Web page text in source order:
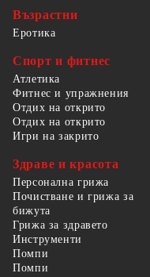
Възрастни
Еротика
Спорт и фитнес
Атлетика
Фитнес и упражнения
Отдих на открито
Отдих на открито
Игри на закрито
Здраве и красота
Персонална грижа
Почистване и грижа за
бижута
Грижа за здравето
Инструменти
Помпи
Помпи